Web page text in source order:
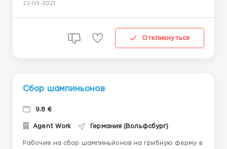
русскоязычной семье. Город: Вена Нужна помощница
уборка по дому. Мама ходит самостоятельно.
22-09-2021
Откликнуться
Сбор шампиньонов
9.8 €
Agent Work Германия (Вольфсбург)
Рабочие на сбор шампиньйонов на грибную ферму в